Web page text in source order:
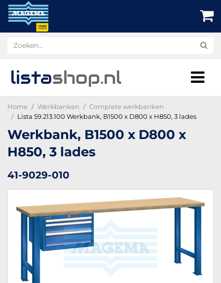
listashop.nl
Home Werkbanken
Complete werkbanken
Lista 59.213.100 Werkbank, B1500 x D800 x H850, 3 lades
Werkbank, B1500 x D800 x
H850, 3 lades
41-9029-010